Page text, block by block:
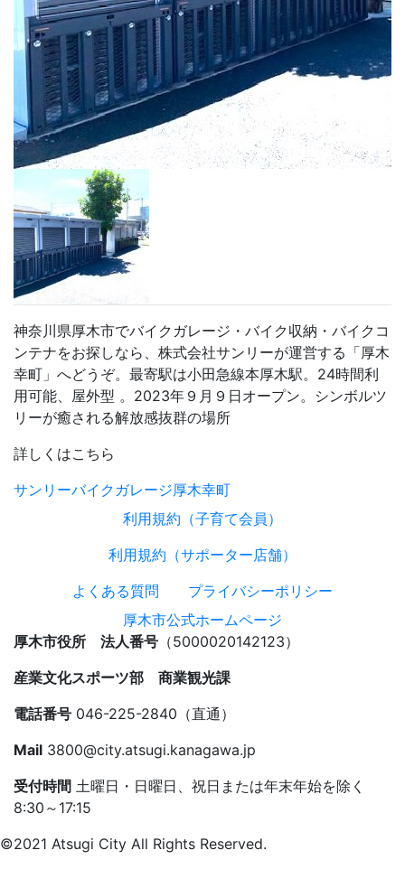
神奈川県厚木市でバイクガレージ・バイク収納・バイクコ
ンテナをお探しなら、株式会社サンリーが運営する「厚木
幸町」へどうぞ。最寄駅は小田急線本厚木駅。24時間利
用可能、屋外型 。2023年９月９日オープン。シンボルツ
リーが癒される解放感抜群の場所
詳しくはこちら
サンリーバイクガレージ厚木幸町
利用規約（子育て会員）
利用規約（サポーター店舗）
よくある質問
プライバシーポリシー
厚木市公式ホームページ
厚木市役所 法人番号 （5000020142123）
産業文化スポーツ部 商業観光課
電話番号 046-225-2840（直通）
Mail 3800@city.atsugi.kanagawa.jp
受付時間 土曜日・日曜日、祝日または年末年始を除く
8:30～17:15
©2021 Atsugi City All Rights Reserved.